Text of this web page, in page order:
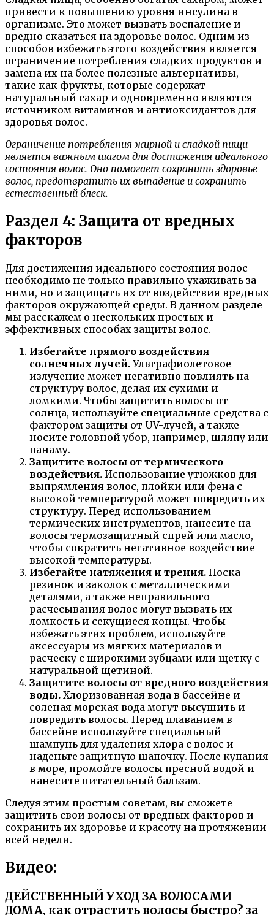
привести к повышению уровня инсулина в
организме. Это может вызвать воспаление и
вредно сказаться на здоровье волос. Одним из
способов избежать этого воздействия является
ограничение потребления сладких продуктов и
замена их на более полезные альтернативы,
такие как фрукты, которые содержат
натуральный сахар и одновременно являются
источником витаминов и антиоксидантов для
здоровья волос.
Ограничение потребления жирной и сладкой пищи
является важным шагом для достижения идеального
состояния волос. Оно помогает сохранить здоровье
волос, предотвратить их выпадение и сохранить
естественный блеск.
Раздел 4: Защита от вредных
факторов
Для достижения идеального состояния волос
необходимо не только правильно ухаживать за
ними, но и защищать их от воздействия вредных
факторов окружающей среды. В данном разделе
мы расскажем о нескольких простых и
эффективных способах защиты волос.
Избегайте прямого воздействия
солнечных лучей. Ультрафиолетовое
излучение может негативно повлиять на
структуру волос, делая их сухими и
ломкими. Чтобы защитить волосы от
солнца, используйте специальные средства с
фактором защиты от UV-лучей, а также
носите головной убор, например, шляпу или
панаму.
Защитите волосы от термического
воздействия. Использование утюжков для
выпрямления волос, плойки или фена с
высокой температурой может повредить их
структуру. Перед использованием
термических инструментов, нанесите на
волосы термозащитный спрей или масло,
чтобы сократить негативное воздействие
высокой температуры.
Избегайте натяжения и трения. Носка
резинок и заколок с металлическими
деталями, а также неправильного
расчесывания волос могут вызвать их
ломкость и секущиеся концы. Чтобы
избежать этих проблем, используйте
аксессуары из мягких материалов и
расческу с широкими зубцами или щетку с
натуральной щетиной.
Защитите волосы от вредного воздействия
воды. Хлоризованная вода в бассейне и
соленая морская вода могут высушить и
повредить волосы. Перед плаванием в
бассейне используйте специальный
шампунь для удаления хлора с волос и
наденьте защитную шапочку. После купания
в море, промойте волосы пресной водой и
нанесите питательный бальзам.
Следуя этим простым советам, вы сможете
защитить свои волосы от вредных факторов и
сохранить их здоровье и красоту на протяжении
всей недели.
Видео:
ДЕЙСТВЕННЫЙ УХОД ЗА ВОЛОСАМИ
ДОМА, как отрастить волосы быстро? за